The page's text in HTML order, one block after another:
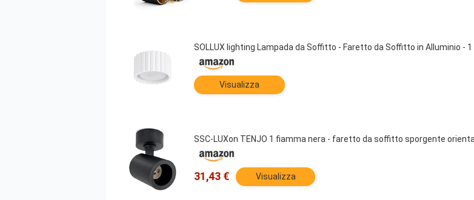
SOLLUX lighting Lampada da Soffitto - Faretto da Soffitto in Alluminio -
Visualizza
SSC-LUXon TENJO 1 fiamma nera - faretto da soffitto sporgente
31,43 € Visualizza